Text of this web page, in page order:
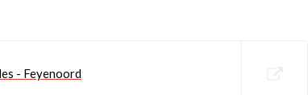
- Feyenoord